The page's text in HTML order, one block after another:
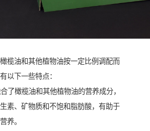
榄油和其他植物油按一定比例调配而
以下一些特点：
了橄榄油和其他植物油的营养成分，
素、矿物质和不饱和脂肪酸，有助于
养。